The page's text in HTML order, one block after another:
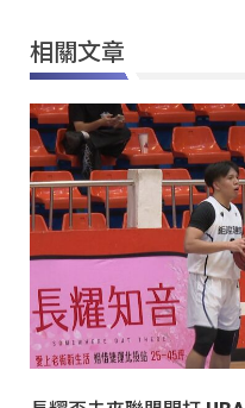
相關文章